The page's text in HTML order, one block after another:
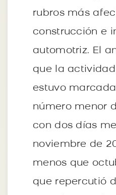
rubros más
construcción e
automotriz. El
que la
estuvo
número menor
con dos días
noviembre de
menos que
que repercutió